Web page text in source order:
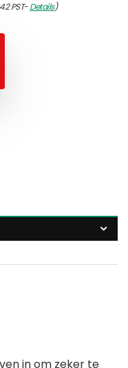
PST-Details)
in om zeker te